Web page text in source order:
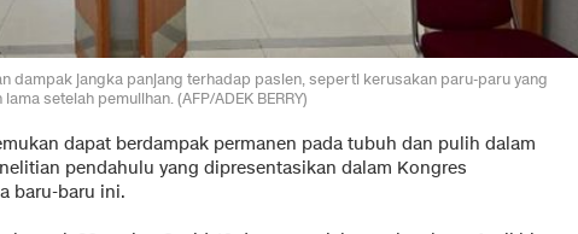
dampak jangka panjang terhadap pasien, seperti kerusakan paru-paru yang
setelah pemulihan. (AFP/ADEK BERRY)
dapat berdampak permanen pada tubuh dan pulih dalam
pendahulu yang dipresentasikan dalam Kongres
baru-baru ini.